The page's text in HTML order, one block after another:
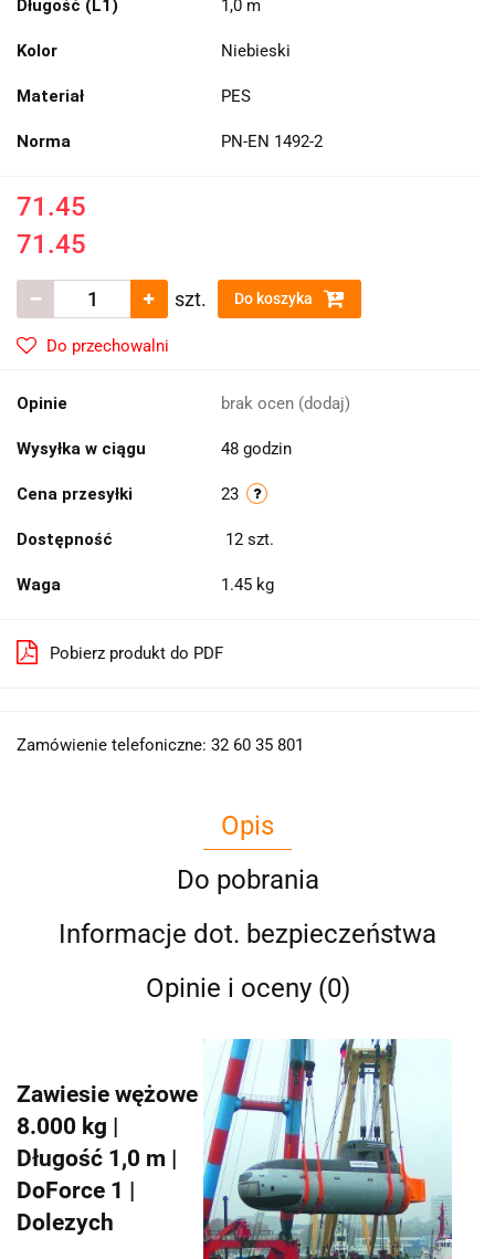
Długość (L1) 1,0 m
Kolor Niebieski
Materiał PES
Norma PN-EN 1492-2
71.45
71.45
szt. Do koszyka
Do przechowalni
Opinie brak ocen (dodaj)
Wysyłka w ciągu 48 godzin
Cena przesyłki 23
Dostępność 12 szt.
Waga 1.45 kg
Pobierz produkt do PDF
Zamówienie telefoniczne: 32 60 35 801
Opis
Do pobrania
Informacje dot. bezpieczeństwa
Opinie i oceny (0)
Zawiesie wężowe
8.000 kg |
Długość 1,0 m |
DoForce 1 |
Dolezych